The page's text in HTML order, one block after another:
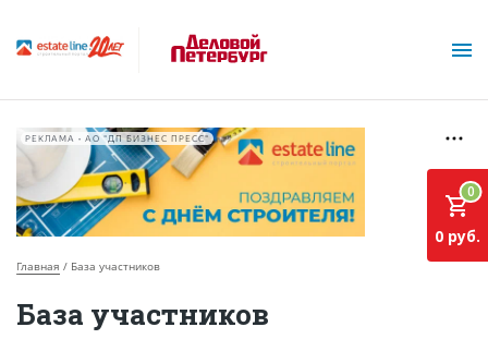
О проекте
РЕКЛАМА • АО "ДП БИЗНЕС ПРЕСС"
Главная База участников
База участников
0
0 руб.